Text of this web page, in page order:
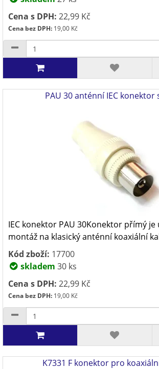
Cena s DPH: 22,99 Kč
Cena bez DPH: 19,00 Kč
PAU 30 anténní IEC konektor
IEC konektor PAU 30Konektor přímý
montáž na klasický anténní koaxiální
Kód zboží: 17700
skladem 30 ks
Cena s DPH: 22,99 Kč
Cena bez DPH: 19,00 Kč
K7331 F konektor pro